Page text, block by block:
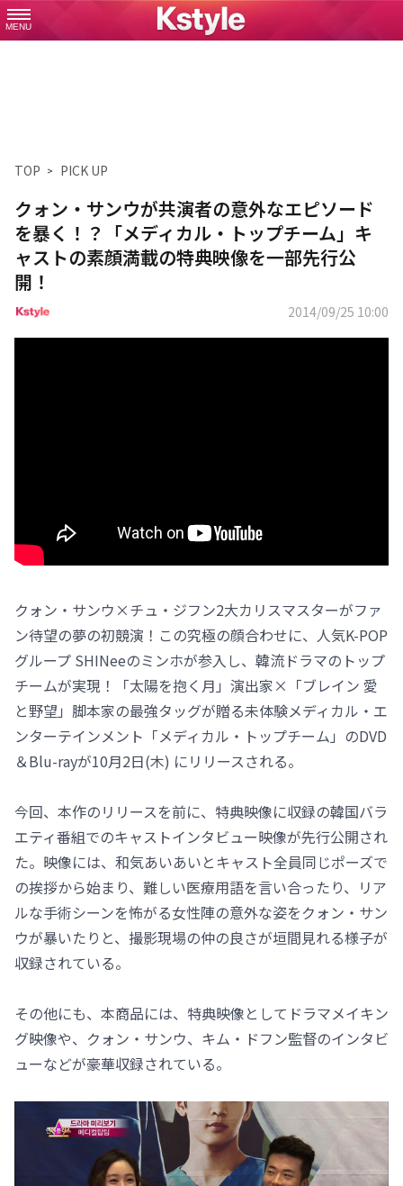
MENU
TOP PICK UP
クォン・サンウが共演者の意外なエピソード
を暴く！？「メディカル・トップチーム」キ
ャストの素顔満載の特典映像を一部先行公
開！
2014/09/25 10:00
クォン・サンウ×チュ・ジフン2大カリスマスターがファ
ン待望の夢の初競演！この究極の顔合わせに、人気K-POP
グループ SHINeeのミンホが参入し、韓流ドラマのトップ
チームが実現！「太陽を抱く月」演出家×「ブレイン 愛
と野望」脚本家の最強タッグが贈る未体験メディカル・エ
ンターテインメント「メディカル・トップチーム」のDVD
＆Blu-rayが10月2日(木) にリリースされる。
今回、本作のリリースを前に、特典映像に収録の韓国バラ
エティ番組でのキャストインタビュー映像が先行公開され
た。映像には、和気あいあいとキャスト全員同じポーズで
の挨拶から始まり、難しい医療用語を言い合ったり、リア
ルな手術シーンを怖がる女性陣の意外な姿をクォン・サン
ウが暴いたりと、撮影現場の仲の良さが垣間見れる様子が
収録されている。
その他にも、本商品には、特典映像としてドラマメイキン
グ映像や、クォン・サンウ、キム・ドフン監督のインタビ
ューなどが豪華収録されている。